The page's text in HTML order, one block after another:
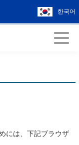
한국어
には、下記ブラウザ